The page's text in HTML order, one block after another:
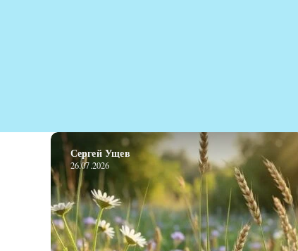
Сергей Ущев
26.07.2026